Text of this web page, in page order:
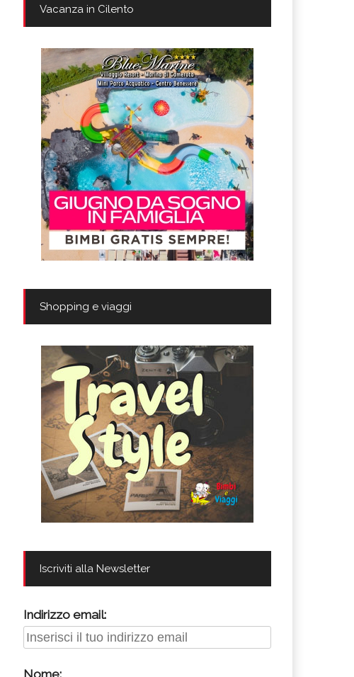
Vacanza in Cilento
Shopping e viaggi
Iscriviti alla Newsletter
Indirizzo email: